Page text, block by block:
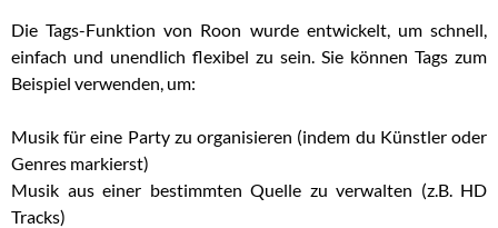
Die Tags-Funktion von Roon wurde entwickelt, um schnell,
einfach und unendlich flexibel zu sein. Sie können Tags zum
Beispiel verwenden, um:
Musik für eine Party zu organisieren (indem du Künstler oder
Genres markierst)
Musik aus einer bestimmten Quelle zu verwalten (z.B. HD
Tracks)